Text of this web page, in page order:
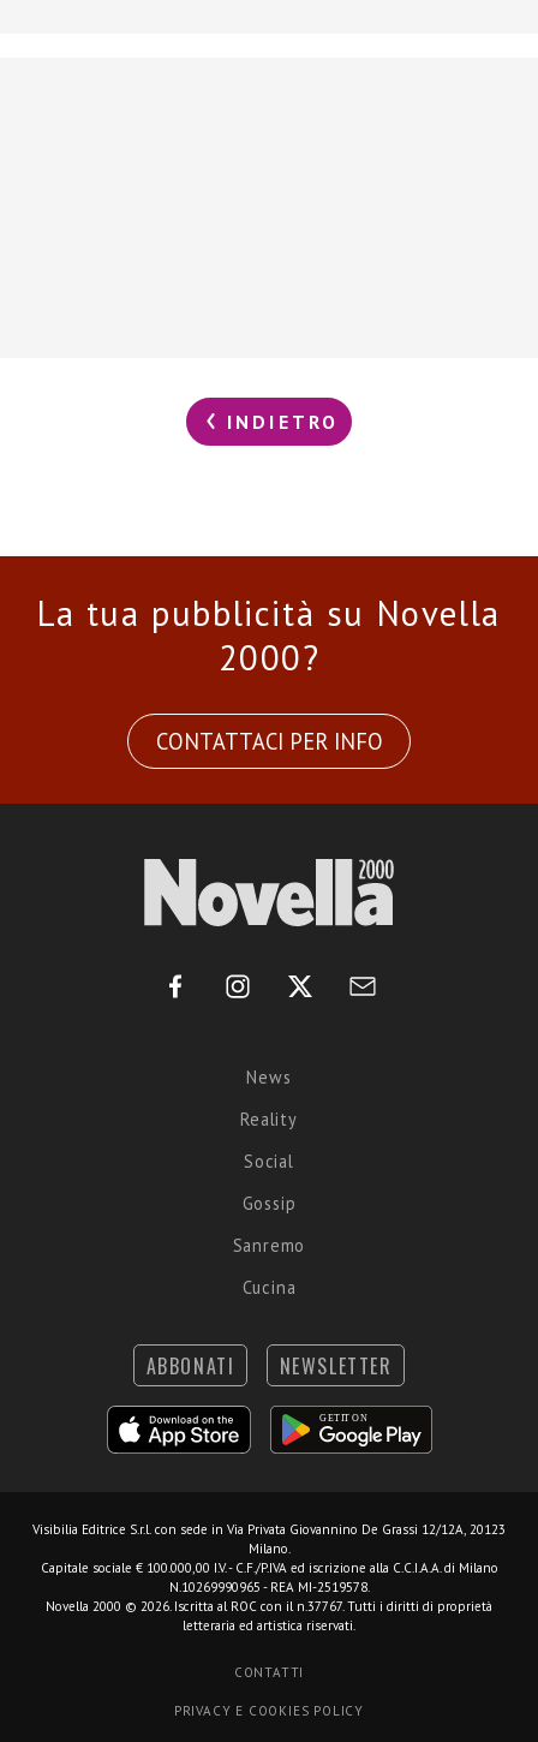
INDIETRO
La tua pubblicità su Novella
2000?
CONTATTACI PER INFO
News
Reality
Social
Gossip
Sanremo
Cucina
ABBONATI NEWSLETTER
Visibilia Editrice S.r.l. con sede in Via Privata Giovannino De Grassi 12/12A, 20123
Milano.
Capitale sociale € 100.000,00 I.V. - C.F./P.IVA ed iscrizione alla C.C.I.A.A. di Milano
N.10269990965 - REA MI-2519578.
Novella 2000 © 2026. Iscritta al ROC con il n.37767. Tutti i diritti di proprietà
letteraria ed artistica riservati.
CONTATTI
PRIVACY E COOKIES POLICY